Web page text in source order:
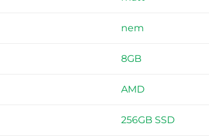
nem
8GB
AMD
256GB SSD